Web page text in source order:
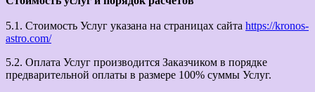
5.1. Стоимость Услуг указана на страницах сайта https://kronos-
astro.com/
5.2. Оплата Услуг производится Заказчиком в порядке
предварительной оплаты в размере 100% суммы Услуг.